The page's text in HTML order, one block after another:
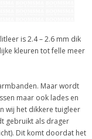
is 2.4 – 2.6 mm dik
kleuren tot felle meer
Maar wordt
maar ook lades en
wij het dikkere tuigleer
gebruikt als drager
Dit komt doordat het